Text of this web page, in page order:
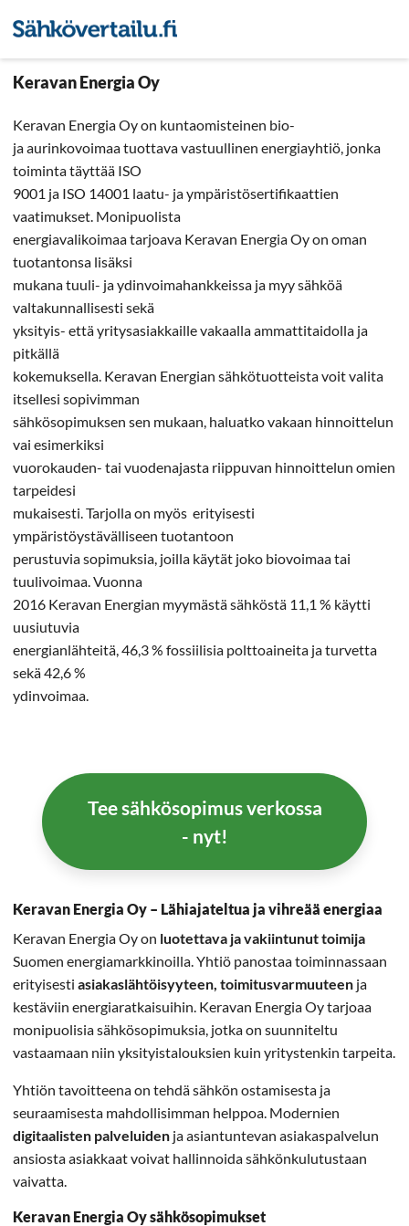
Keravan Energia Oy
Keravan Energia Oy on kuntaomisteinen bio-
ja aurinkovoimaa tuottava vastuullinen energiayhtiö, jonka
toiminta täyttää ISO
9001 ja ISO 14001 laatu- ja ympäristösertifikaattien
vaatimukset. Monipuolista
energiavalikoimaa tarjoava Keravan Energia Oy on oman
tuotantonsa lisäksi
mukana tuuli- ja ydinvoimahankkeissa ja myy sähköä
valtakunnallisesti sekä
yksityis- että yritysasiakkaille vakaalla ammattitaidolla ja
pitkällä
kokemuksella. Keravan Energian sähkötuotteista voit valita
itsellesi sopivimman
sähkösopimuksen sen mukaan, haluatko vakaan hinnoittelun
vai esimerkiksi
vuorokauden- tai vuodenajasta riippuvan hinnoittelun omien
tarpeidesi
mukaisesti. Tarjolla on myös erityisesti
ympäristöystävälliseen tuotantoon
perustuvia sopimuksia, joilla käytät joko biovoimaa tai
tuulivoimaa. Vuonna
2016 Keravan Energian myymästä sähköstä 11,1 % käytti
uusiutuvia
energianlähteitä, 46,3 % fossiilisia polttoaineita ja turvetta
sekä 42,6 %
ydinvoimaa.
Tee sähkösopimus verkossa
- nyt!
Keravan Energia Oy – Lähiajateltua ja vihreää energiaa
Keravan Energia Oy on luotettava ja vakiintunut toimija
Suomen energiamarkkinoilla. Yhtiö panostaa toiminnassaan
erityisesti asiakaslähtöisyyteen, toimitusvarmuuteen ja
kestäviin energiaratkaisuihin. Keravan Energia Oy tarjoaa
monipuolisia sähkösopimuksia, jotka on suunniteltu
vastaamaan niin yksityistalouksien kuin yritystenkin tarpeita.
Yhtiön tavoitteena on tehdä sähkön ostamisesta ja
seuraamisesta mahdollisimman helppoa. Modernien
digitaalisten palveluiden ja asiantuntevan asiakaspalvelun
ansiosta asiakkaat voivat hallinnoida sähkönkulutustaan
vaivatta.
Keravan Energia Oy sähkösopimukset